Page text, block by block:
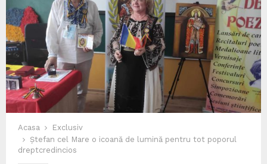
Acasa
Exclusiv
Ștefan cel Mare o icoană de lumină pentru tot poporul
dreptcredincios